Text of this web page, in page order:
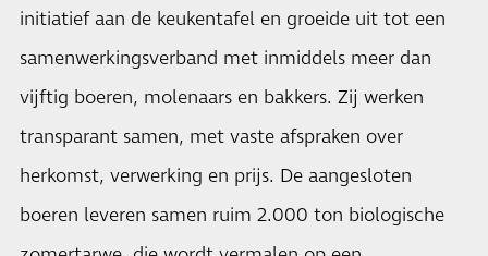
initiatief aan de keukentafel en groeide uit tot een
samenwerkingsverband met inmiddels meer dan
vijftig boeren, molenaars en bakkers. Zij werken
transparant samen, met vaste afspraken over
herkomst, verwerking en prijs. De aangesloten
boeren leveren samen ruim 2.000 ton biologische